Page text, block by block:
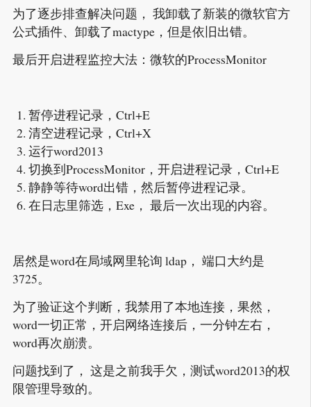
为了逐步排查解决问题， 我卸载了新装的微软官方
公式插件、卸载了mactype，但是依旧出错。
最后开启进程监控大法：微软的ProcessMonitor
暂停进程记录，Ctrl+E
清空进程记录，Ctrl+X
运行word2013
切换到ProcessMonitor，开启进程记录，Ctrl+E
静静等待word出错，然后暂停进程记录。
在日志里筛选，Exe， 最后一次出现的内容。
居然是word在局域网里轮询 ldap， 端口大约是
3725。
为了验证这个判断，我禁用了本地连接，果然，
word一切正常，开启网络连接后，一分钟左右，
word再次崩溃。
问题找到了， 这是之前我手欠，测试word2013的权
限管理导致的。